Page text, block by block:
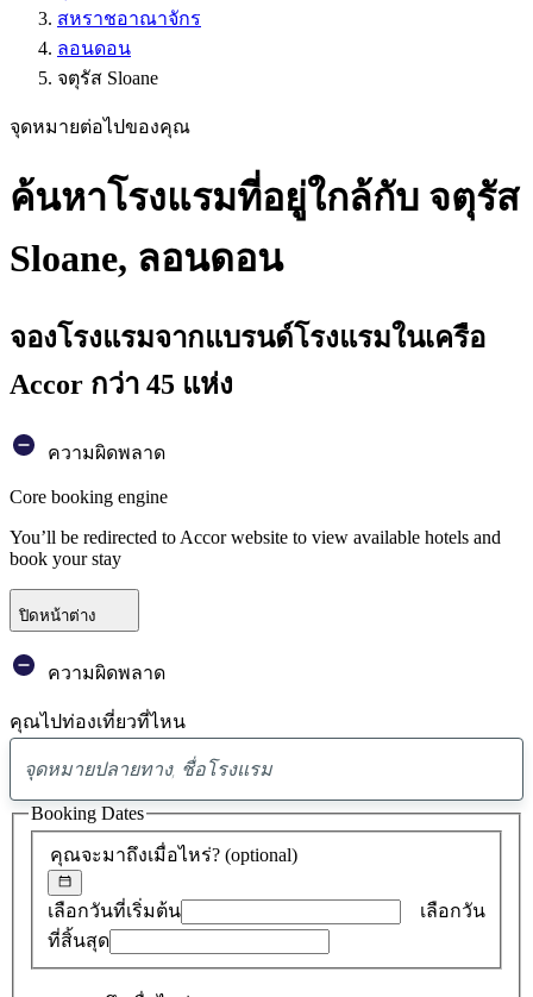
สหราชอาณาจักร
ลอนดอน
จตุรัส Sloane
จุดหมายต่อไปของคุณ
ค้นหาโรงแรมที่อยู่ใกล้กับ จตุรัส
Sloane, ลอนดอน
จองโรงแรมจากแบรนด์โรงแรมในเครือ
Accor กว่า 45 แห่ง
ความผิดพลาด
Core booking engine
You’ll be redirected to Accor website to view available hotels and
book your stay
ปิดหน้าต่าง
ความผิดพลาด
คุณไปท่องเที่ยวที่ไหน
พบ
ข้อ
เสนอ
0
คุณจะมาถึงเมื่อไหร่? (optional)
เลือกวันที่เริ่มต้น
เลือกวัน
ที่สิ้นสุด
Booking Dates